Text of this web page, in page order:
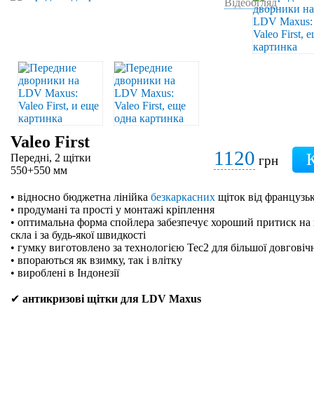
Відеоогляд
Valeo First
Передні, 2 щітки
550+550 мм
1120 грн
• відносно бюджетна лінійка безкаркасних щіток від
• продумані та прості у монтажі кріплення
• оптимальна форма спойлера забезпечує хороший притиск на
скла і за будь-якої швидкості
• гумку виготовлено за технологією Tec2 для більшої
• впораються як взимку, так і влітку
• вироблені в Індонезії
✔ антикризові щітки для LDV Maxus